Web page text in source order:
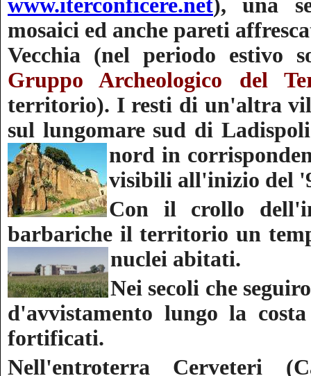
www.iterconficere.net), una
mosaici ed anche pareti
Vecchia (nel periodo estivo
Gruppo Archeologico del
territorio). I resti di un'altra
sul lungomare sud di
nord in
visibili all'inizio del
Con il crollo
barbariche il territorio un
nuclei abitati.
Nei secoli che
d'avvistamento lungo la
fortificati.
Nell'entroterra Cerveteri